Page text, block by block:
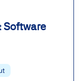
Software